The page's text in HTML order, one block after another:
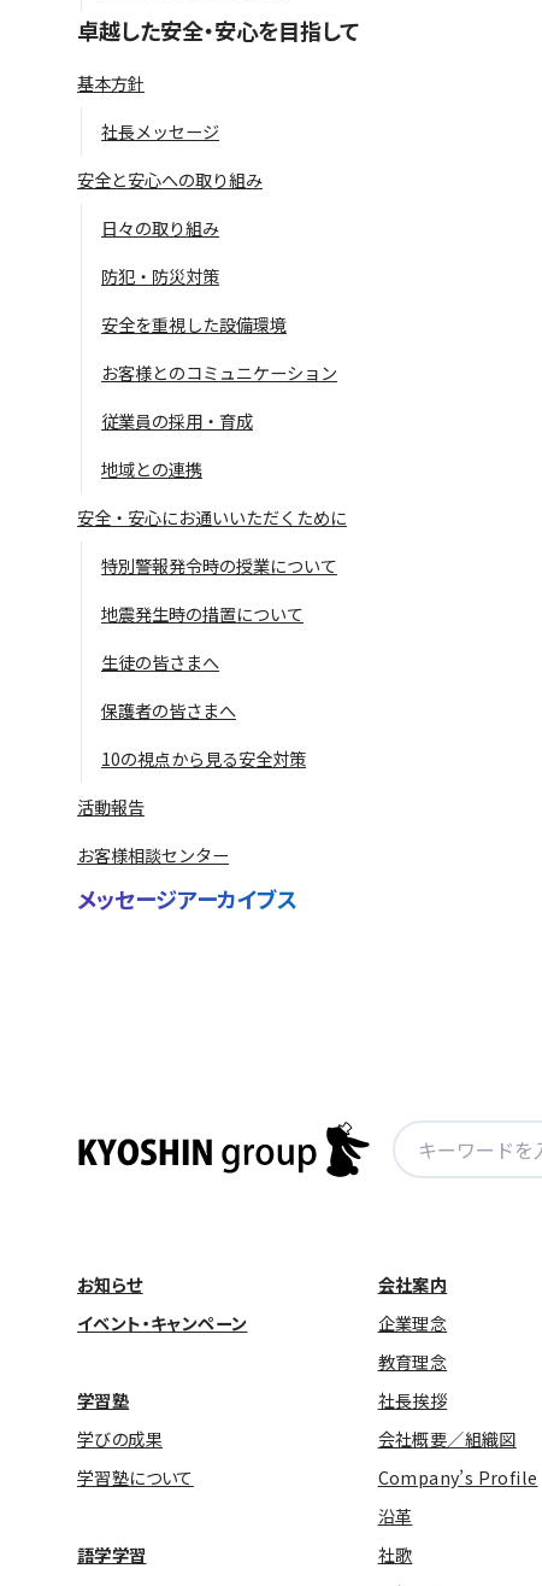
卓越した安全・安心を目指して
基本方針
社長メッセージ
安全と安心への取り組み
日々の取り組み
防犯・防災対策
安全を重視した設備環境
お客様とのコミュニケーション
従業員の採用・育成
地域との連携
安全・安心にお通いいただくために
特別警報発令時の授業について
地震発生時の措置について
生徒の皆さまへ
保護者の皆さまへ
10の視点から見る安全対策
活動報告
お客様相談センター
メッセージアーカイブス
検
索:
お知らせ
イベント・キャンペーン
学習塾
学びの成果
学習塾について
語学学習
会社案内
企業理念
教育理念
社長挨拶
会社概要／組織図
Company’s Profile
沿革
社歌